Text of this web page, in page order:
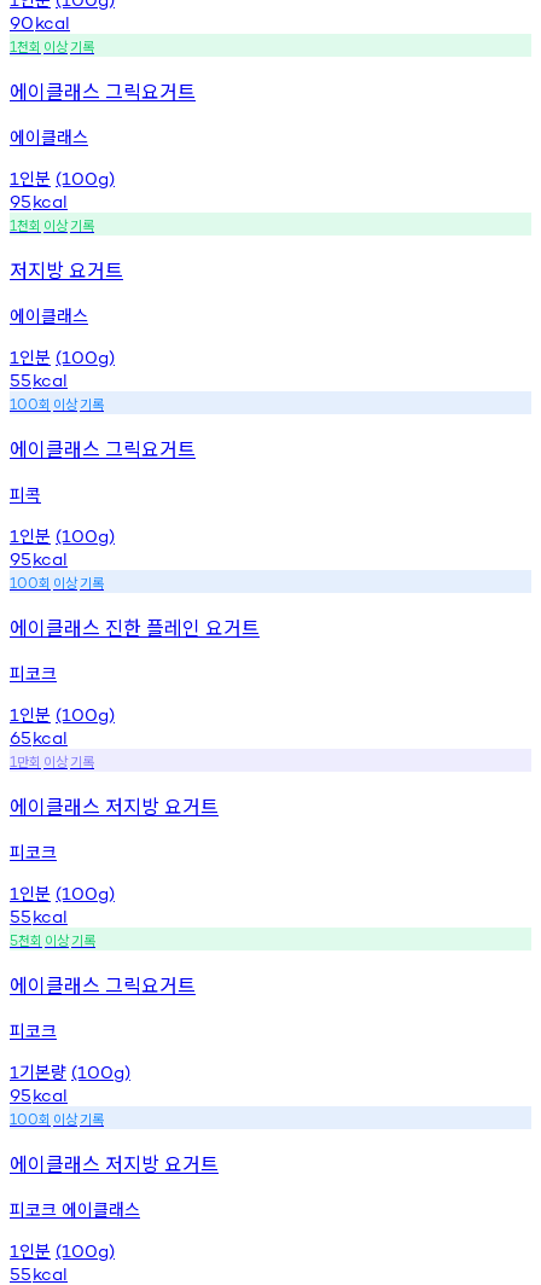
90kcal
1천회 이상기록
에이클래스 그릭요거트
에이클래스
1 인분 (100g)
95kcal
1천회 이상기록
저지방 요거트
에이클래스
1 인분 (100g)
55kcal
100회 이상기록
에이클래스 그릭요거트
피콕
1 인분 (100g)
95kcal
100회 이상기록
에이클래스 진한 플레인 요거트
피코크
1 인분 (100g)
65kcal
1 만회 이상기록
에이클래스 저지방 요거트
피코크
1 인분 (100g)
55kcal
5천회 이상기록
에이클래스 그릭요거트
피코크
1 기본량 (100g)
95kcal
100회 이상기록
에이클래스 저지방 요거트
피코크 에이클래스
1 인분 (100g)
55kcal